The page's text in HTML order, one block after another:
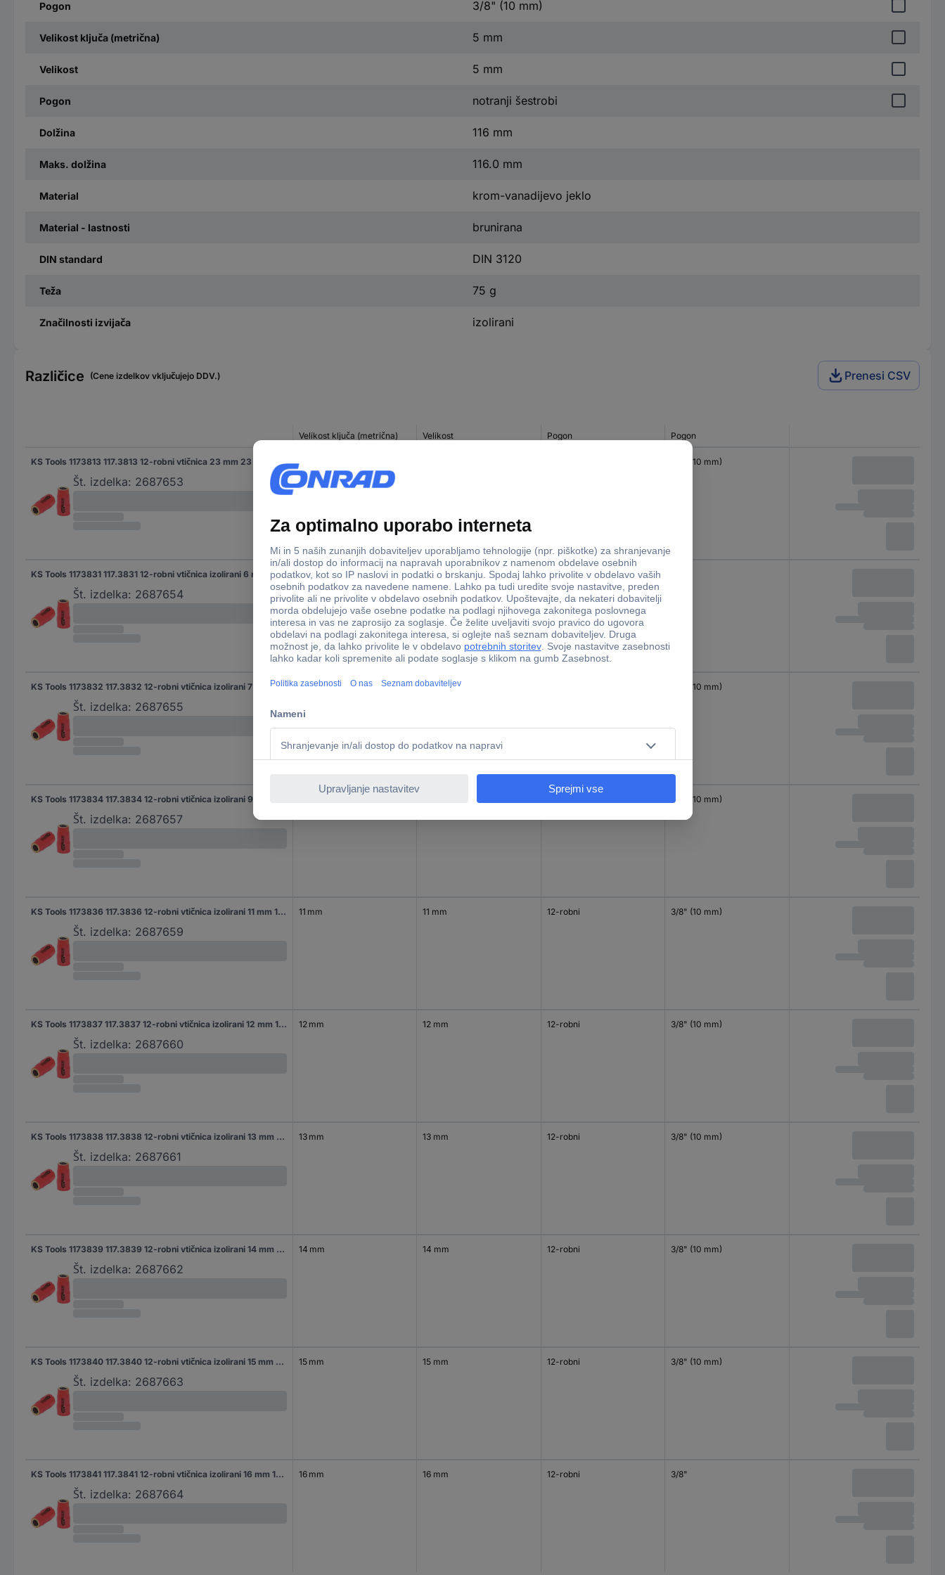
Pogon 3/8" (10 mm)
Velikost ključa (metrična) 5 mm
Velikost 5 mm
Pogon notranji šestrobi
Dolžina 116 mm
Maks. dolžina 116.0 mm
Material krom-vanadijevo jeklo
Material - lastnosti brunirana
DIN standard DIN 3120
Teža 75 g
Značilnosti izvijača izolirani
Različice (Cene izdelkov vključujejo DDV.) Prenesi CSV
Velikost ključa (metrična) Velikost Pogon Pogon
KS Tools 1173813 117.3813 12-robni vtičnica 23 mm 23 mm 3/8" (10 mm)
Št. izdelka: 2687653
23 mm 3/8" (10 mm)
KS Tools 1173831 117.3831 12-robni vtičnica izolirani 6 mm 3/8" 6 mm
Št. izdelka: 2687654
6 mm 6 mm 12-robni
KS Tools 1173832 117.3832 12-robni vtičnica izolirani 7 mm 7 mm 3/8" (10 mm)
Št. izdelka: 2687655
7 mm 7 mm 3/8" (10 mm)
Št. izdelka: 2687657
3/8" (10 mm)
KS Tools 1173836 117.3836 12-robni vtičnica izolirani 11 mm 11 mm 3/8" (10 mm)
Št. izdelka: 2687659
11 mm 11 mm 12-robni 3/8" (10 mm)
KS Tools 1173837 117.3837 12-robni vtičnica izolirani 12 mm 12 mm 3/8" (10 mm)
Št. izdelka: 2687660
12 mm 12 mm 12-robni 3/8" (10 mm)
KS Tools 1173838 117.3838 12-robni vtičnica izolirani 13 mm 13 mm 3/8" (10 mm)
Št. izdelka: 2687661
13 mm 13 mm 12-robni 3/8" (10 mm)
KS Tools 1173839 117.3839 12-robni vtičnica izolirani 14 mm 14 mm 3/8" (10 mm)
Št. izdelka: 2687662
14 mm 14 mm 12-robni 3/8" (10 mm)
KS Tools 1173840 117.3840 12-robni vtičnica izolirani 15 mm 15 mm 3/8" (10 mm)
Št. izdelka: 2687663
15 mm 15 mm 12-robni 3/8" (10 mm)
KS Tools 1173841 117.3841 12-robni vtičnica izolirani 16 mm 16 mm 3/8"
Št. izdelka: 2687664
16 mm 16 mm 12-robni 3/8"